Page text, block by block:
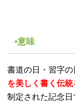
▪意味
書道の日・習字の
を美しく書く伝
制定された記念日